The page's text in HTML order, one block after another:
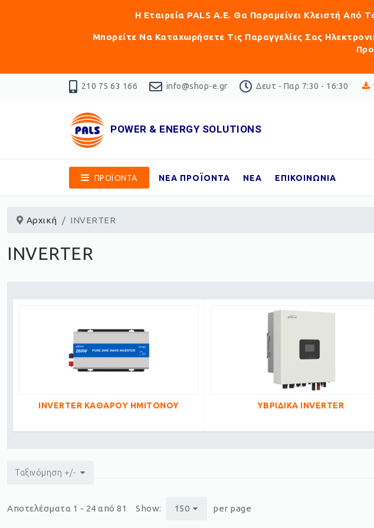
Η Εταιρεία PALS Α.Ε. Θα Παραμείνει Κλειστή
Μπορείτε Να Καταχωρήσετε Τις Παραγγελίες Σας
210 75 63 166 info@shop-e.gr Δευτ - Παρ 7:30 - 16:30
POWER & ENERGY SOLUTIONS
ΠΡΟΪΟΝΤΑ ΝΕΑ ΠΡΟΪΟΝΤΑ ΝΕΑ ΕΠΙΚΟΙΝΩΝΙΑ
Αρχική INVERTER
INVERTER
INVERTER ΚΑΘΑΡΟΥ ΗΜΙΤΟΝΟΥ ΥΒΡΙΔΙΚΑ INVERTER
Ταξινόμηση +/-
Αποτελέσματα 1 - 24 από 81 Show: 150 per page